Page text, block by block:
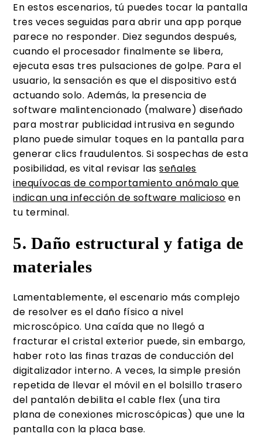
En estos escenarios, tú puedes tocar la pantalla
tres veces seguidas para abrir una app porque
parece no responder. Diez segundos después,
cuando el procesador finalmente se libera,
ejecuta esas tres pulsaciones de golpe. Para el
usuario, la sensación es que el dispositivo está
actuando solo. Además, la presencia de
software malintencionado (malware) diseñado
para mostrar publicidad intrusiva en segundo
plano puede simular toques en la pantalla para
generar clics fraudulentos. Si sospechas de esta
posibilidad, es vital revisar lasseñales
inequívocas de comportamiento anómalo que
indican una infección de software malicioso en
tu terminal.
5. Daño estructural y fatiga de
materiales
Lamentablemente, el escenario más complejo
de resolver es el daño físico a nivel
microscópico. Una caída que no llegó a
fracturar el cristal exterior puede, sin embargo,
haber roto las finas trazas de conducción del
digitalizador interno. A veces, la simple presión
repetida de llevar el móvil en el bolsillo trasero
del pantalón debilita el cable flex (una tira
plana de conexiones microscópicas) que une la
pantalla con la placa base.